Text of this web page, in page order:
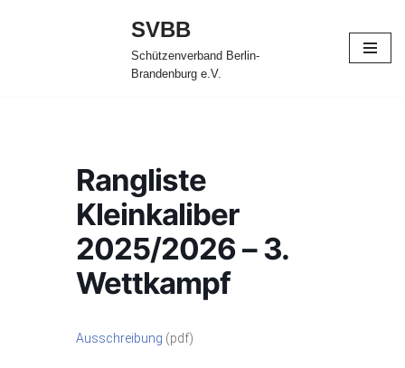
SVBB
Schützenverband Berlin-
Brandenburg e.V.
Rangliste
Kleinkaliber
2025/2026 – 3.
Wettkampf
Ausschreibung (pdf)